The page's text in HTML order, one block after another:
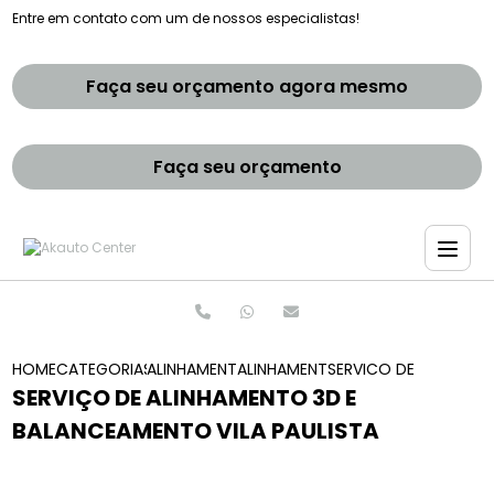
Entre em contato com um de nossos especialistas!
Faça seu orçamento agora mesmo
Faça seu orçamento
HOMECATEGORIASALINHAMENTO E BALANCEAMENTOS
ALINHAMENTO E BALANCEAMENTO
SERVICO DE
SERVIÇO DE ALINHAMENTO 3D E
BALANCEAMENTO VILA PAULISTA